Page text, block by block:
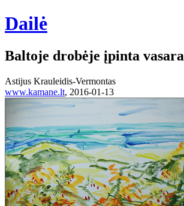
Dailė
Baltoje drobėje įpinta vasara
Astijus Krauleidis-Vermontas
www.kamane.lt, 2016-01-13